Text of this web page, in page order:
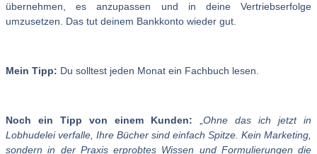
übernehmen, es anzupassen und in deine Vertriebserfolge
umzusetzen. Das tut deinem Bankkonto wieder gut.
Mein Tipp: Du solltest jeden Monat ein Fachbuch lesen.
Noch ein Tipp von einem Kunden:
Ohne das ich jetzt in
Lobhudelei verfalle, Ihre Bücher sind einfach Spitze. Kein Marketing,
sondern in der Praxis erprobtes Wissen und Formulierungen die